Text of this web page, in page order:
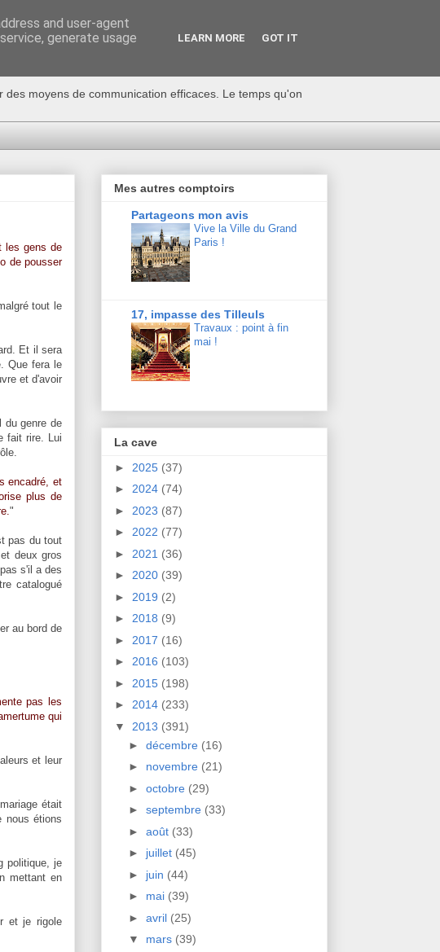
moyens de communication efficaces. Le temps qu'on
les gens de
de pousser
tout le
Et il sera
Que fera le
et d'avoir
du genre de
fait rire. Lui
encadré, et
plus de
"
pas du tout
deux gros
s'il a des
catalogué
au bord de
pas les
qui
et leur
était
nous étions
politique, je
mettant en
et je rigole
Mes autres comptoirs
Partageons mon avis
Vive la Ville du Grand
Paris !
17, impasse des Tilleuls
Travaux : point à fin
mai !
La cave
► 2025 (37)
► 2024 (74)
► 2023 (87)
► 2022 (77)
► 2021 (36)
► 2020 (39)
► 2019 (2)
► 2018 (9)
► 2017 (16)
► 2016 (103)
► 2015 (198)
► 2014 (233)
▼ 2013 (391)
► décembre (16)
► novembre (21)
► octobre (29)
► septembre (33)
► août (33)
► juillet (45)
► juin (44)
► mai (39)
► avril (25)
▼ mars (39)
and user-agent
generate usage
LEARN MORE GOT IT